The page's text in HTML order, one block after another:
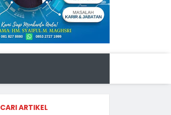
CARI ARTIKEL